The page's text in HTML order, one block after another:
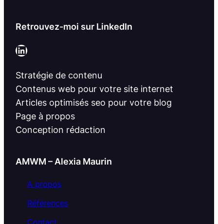
Retrouvez-moi sur LinkedIn
LinkedIn
Stratégie de contenu
Contenus web pour votre site internet
Articles optimisés seo pour votre blog
Page à propos
Conception rédaction
AMWM – Alexia Maurin
A propos
Références